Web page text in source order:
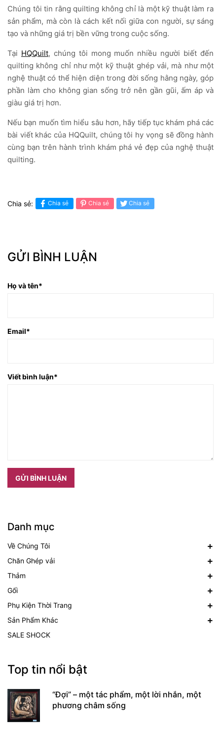
Danh mục
Về Chúng Tôi
Chăn Ghép vải
Thảm
Gối
Phụ Kiện Thời Trang
Sản Phẩm Khác
SALE SHOCK
Top tin nổi bật
“Đợi” – một tác phẩm, một lời nhắn, một
phương châm sống
Chúng tôi tin rằng quilting không chỉ là một kỹ thuật làm ra
sản phẩm, mà còn là cách kết nối giữa con người, sự sáng
tạo và những giá trị bền vững trong cuộc sống.
Tại HQQuilt, chúng tôi mong muốn nhiều người biết đến
quilting không chỉ như một kỹ thuật ghép vải, mà như một
nghệ thuật có thể hiện diện trong đời sống hằng ngày, góp
phần làm cho không gian sống trở nên gần gũi, ấm áp và
giàu giá trị hơn.
Nếu bạn muốn tìm hiểu sâu hơn, hãy tiếp tục khám phá các
bài viết khác của HQQuilt, chúng tôi hy vọng sẽ đồng hành
cùng bạn trên hành trình khám phá vẻ đẹp của nghệ thuật
quilting.
Chia sẻ: Chia sẻ Chia sẻ Chia sẻ
GỬI BÌNH LUẬN
Họ và tên*
Email*
Viết bình luận*
GỬI BÌNH LUẬN